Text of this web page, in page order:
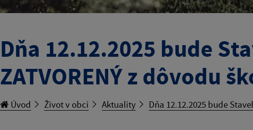
Dňa 12.12.2025 bude
ZATVORENÝ z dôvodu
Úvod Život v obci Aktuality Dňa 12.12.2025 bude